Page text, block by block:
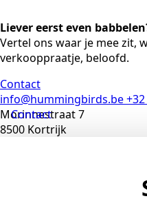
Liever eerst even
Vertel ons waar je mee zit,
verkooppraatje, beloofd.
Contact
Contact
info@hummingbirds.be
Morinnestraat 7
8500 Kortrijk